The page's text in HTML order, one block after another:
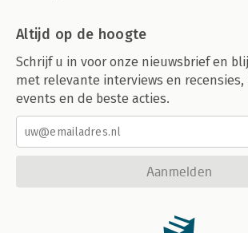
Altijd op de hoogte
Schrijf u in voor onze nieuwsbrief en
met relevante interviews en
events en de beste acties.
Aanmelden